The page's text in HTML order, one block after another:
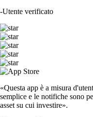
-Utente verificato
«Questa app è a misura
semplice e le notifiche sono
asset su cui investire».